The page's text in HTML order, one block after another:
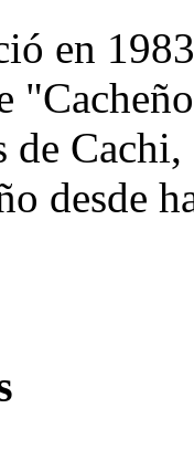
en
de
desde